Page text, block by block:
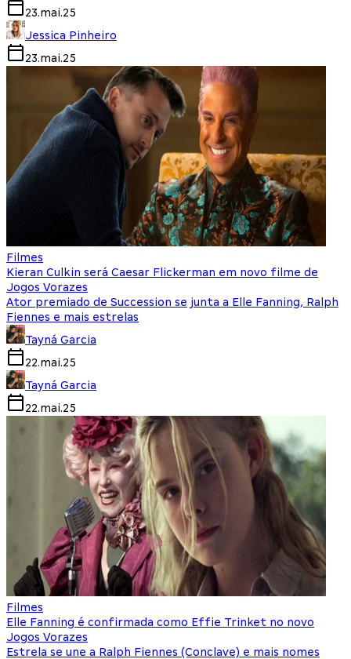
23.mai.25
Jessica Pinheiro
23.mai.25
Filmes
Kieran Culkin será Caesar Flickerman em novo filme de
Jogos Vorazes
Ator premiado de Succession se junta a Elle Fanning, Ralph
Fiennes e mais estrelas
Tayná Garcia
22.mai.25
Tayná Garcia
22.mai.25
Filmes
Elle Fanning é confirmada como Effie Trinket no novo
Jogos Vorazes
Estrela se une a Ralph Fiennes (Conclave) e mais nomes